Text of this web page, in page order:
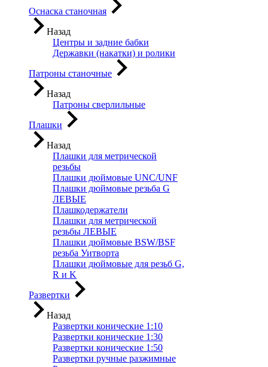
Оснаска станочная
Назад
Центры и задние бабки
Державки (накатки) и ролики
Патроны станочные
Назад
Патроны сверлильные
Плашки
Назад
Плашки для метрической
резьбы
Плашки дюймовые UNC/UNF
Плашки дюймовые резьба G
ЛЕВЫЕ
Плашкодержатели
Плашки для метрической
резьбы ЛЕВЫЕ
Плашки дюймовые BSW/BSF
резьба Уитворта
Плашки дюймовые для резьб G,
R и K
Развертки
Назад
Развертки конические 1:10
Развертки конические 1:30
Развертки конические 1:50
Развертки ручные разжимные